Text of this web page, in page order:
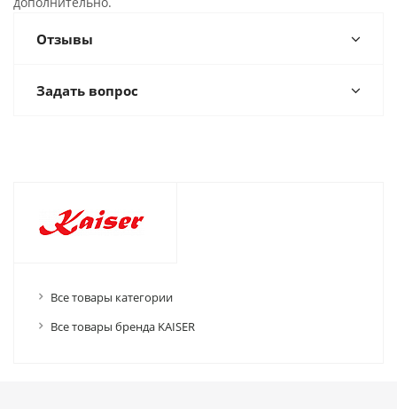
Отзывы
Задать вопрос
Все товары категории
Все товары бренда KAISER